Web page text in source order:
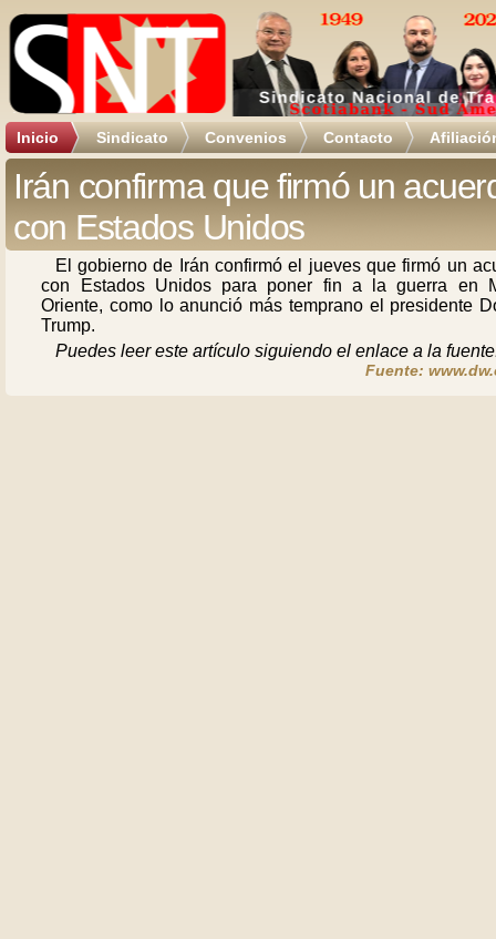
Inicio Sindicato Convenios Contacto
Irán confirma que firmó un
con Estados Unidos
El gobierno de Irán confirmó el jueves que firmó un
con Estados Unidos para poner fin a la guerra en
Oriente, como lo anunció más temprano el presidente
Trump.
Puedes leer este artículo siguiendo el enlace a la
Fuente: